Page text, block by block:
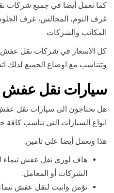
كما نعمل أيضا في جميع شركات
غرف النوم، المجالس، غرف
المكاتب والشركات.
كل الاسعار في شركات نقل عفش
وتتناسب مع اوضاع الجميع لذلك
سيارات نقل عفش
هل تحتاجون الى سيارات نقل
انواع السيارات التي تناسب كافة
هذا ونعمل أيضا على تامين:
هاف لوري نقل عفش تيماء
الشركات أو المعامل.
نؤمن وانيت لنقل عفش